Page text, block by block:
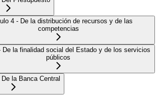
4 - De la distribución de recursos y de las
competencias
De la finalidad social del Estado y de los servicios
públicos
la Banca Central